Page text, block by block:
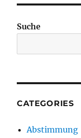
Suche
CATEGORIES
Abstimmung